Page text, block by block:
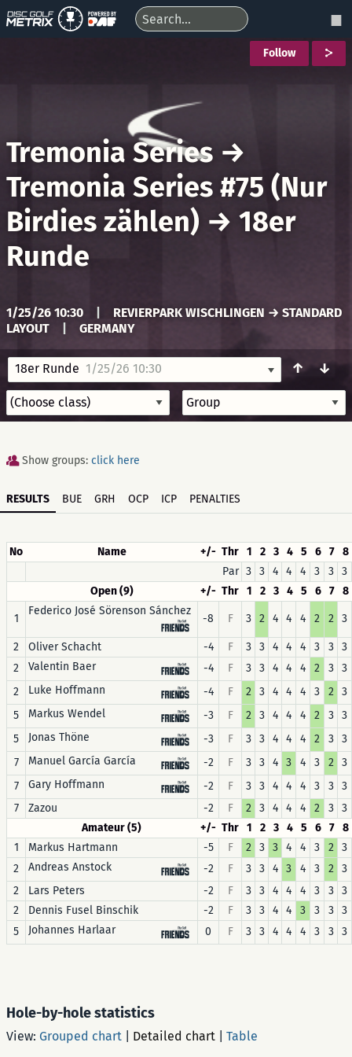
Follow
Tremonia Series →
Tremonia Series #75 (Nur
Birdies zählen) → 18er
Runde
1/25/26 10:30
REVIERPARK WISCHLINGEN → STANDARD
LAYOUT
GERMANY
18er Runde 1/25/26 10:30 ↑ ↓
Show groups: click here
RESULTS BUE GRH OCP ICP PENALTIES
No Name +/- Thr 1 2 3 4 5 6 7 8
Par 3 3 4 4 4 3 3
3
Open (9)
+/- Thr 1 2 3 4 5 6 7 8
1
Federico José Sörenson Sánchez
-8 F 3 2 4 4 4 2 2 3
2 Oliver Schacht -4 F 3 3 4 4 4 3 3
3
2
Valentin Baer -4 F 3 3 4 4 4 2 3
3
2
Luke Hoffmann -4 F 2 3 4 4 4 3 2
3
5
Markus Wendel -3 F 2 3 4 4 4 2 3
3
5
Jonas Thöne -3 F 3 3 4 4 4 2 3
3
7
Manuel García García -2 F 3 3 4 3 4 3 2
3
7
Gary Hoffmann -2 F 3 3 4 4 4 3 3
3
7
Zazou -2 F 2 3 4 4 4 2 3
3
Amateur (5)
+/- Thr 1 2 3 4 5 6 7 8
1
Markus Hartmann -5 F 2 3 3 4 4 3 2
3
2
Andreas Anstock -2 F 3 3 4 3 4 3 2
3
2
Lars Peters -2 F 3 3 4 4 4 3 3
3
2
Dennis Fusel Binschik -2 F 3 3 4 4 3 3 3
3
5
Johannes Harlaar 0 F 3 3 4 4 4 3 3 3
Hole-by-hole statistics
View: Grouped chart Detailed chart Table